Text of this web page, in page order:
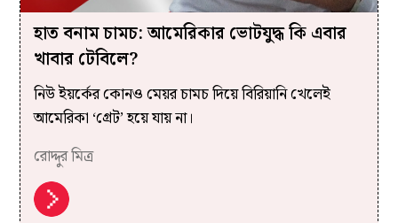
হাত বনাম চামচ: আমেরিকার ভোটযুদ্ধ কি এবার
খাবার টেবিলে?
নিউ ইয়র্কের কোনও মেয়র চামচ দিয়ে বিরিয়ানি খেলেই
আমেরিকা ‘গ্রেট’ হয়ে যায় না।
রোদ্দুর মিত্র